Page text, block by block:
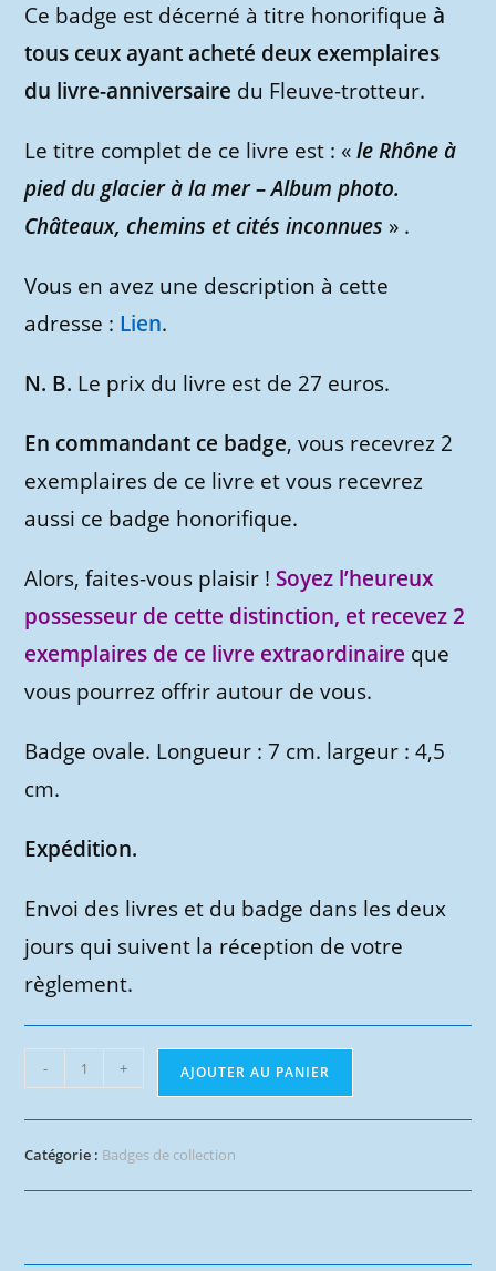
Ce badge est décerné à titre honorifiqueà
tous ceux ayant acheté deux exemplaires
du livre-anniversaire du Fleuve-trotteur.
Le titre complet de ce livre est : «le Rhône à
pied du glacier à la mer – Album photo.
Châteaux, chemins et cités inconnues » .
Vous en avez une description à cette
adresse : Lien.
N. B. Le prix du livre est de 27 euros.
En commandant ce badge, vous recevrez 2
exemplaires de ce livre et vous recevrez
aussi ce badge honorifique.
Alors, faites-vous plaisir ! Soyez l’heureux
possesseur de cette distinction, et recevez 2
exemplaires de ce livre extraordinaire que
vous pourrez offrir autour de vous.
Badge ovale. Longueur : 7 cm. largeur : 4,5
cm.
Expédition.
Envoi des livres et du badge dans les deux
jours qui suivent la réception de votre
règlement.
quantité
de
Badge
Fleuve-
- + AJOUTER AU PANIER
Catégorie : Badges de collection